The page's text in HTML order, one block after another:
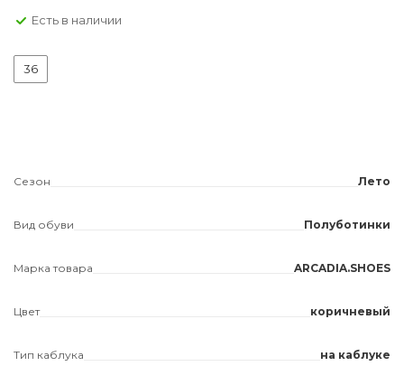
Есть в наличии
36
Сезон Лето
Вид обуви Полуботинки
Марка товара ARCADIA.SHOES
Цвет коричневый
Тип каблука на каблуке